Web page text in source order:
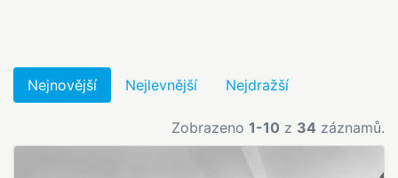
Nejnovější Nejlevnější Nejdražší
Zobrazeno 1-10 z 34 záznamů.